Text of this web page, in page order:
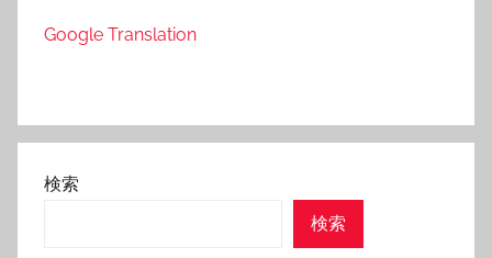
Google Translation
検索
検索